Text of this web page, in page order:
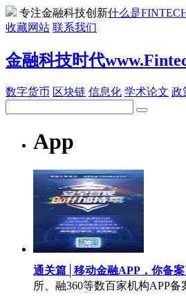
专注金融科技创新什么是
收藏网站 联系我们
金融科技时代
数字货币 区块链 信息化 学术论文 政
App
通关篇│移动金融APP，你备案
所、融360等数百家机构APP备